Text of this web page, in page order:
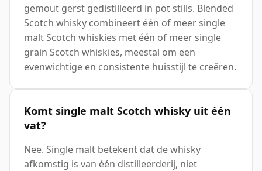
gemout gerst gedistilleerd in pot stills. Blended
Scotch whisky combineert één of meer single
malt Scotch whiskies met één of meer single
grain Scotch whiskies, meestal om een
evenwichtige en consistente huisstijl te creëren.
Komt single malt Scotch whisky uit één
vat?
Nee. Single malt betekent dat de whisky
afkomstig is van één distilleerderij, niet